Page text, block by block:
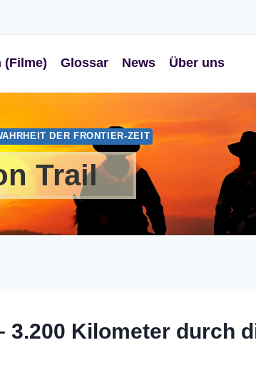
(Filme) Glossar News Über uns
DER FRONTIER-ZEIT
Trail
3.200 Kilometer durch